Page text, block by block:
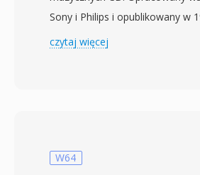
Sony i Philips i opublikowany w
ustanowil parametry, ktore
indeksowymi, danymi
czytaj więcej
W64